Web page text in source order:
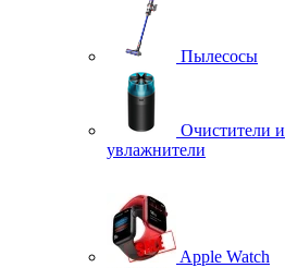
Пылесосы
Очистители и
увлажнители
Apple Watch